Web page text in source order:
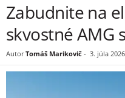
Zabudnite na
skvostné AMG
Autor Tomáš Marikovič - 3. júla 2026